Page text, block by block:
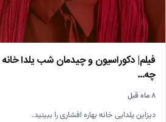
فیلم| دکوراسیون و چیدمان شب یلدا خانه
چه…
۸ ماه قبل
دیزاین یلدایی خانه بهاره افشاری را ببینید.